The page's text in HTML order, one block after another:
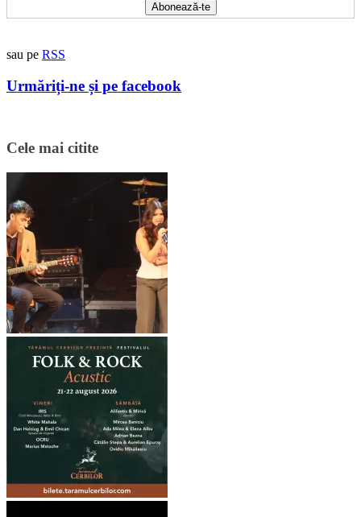
sau pe RSS
Urmăriți-ne și pe facebook
Cele mai citite